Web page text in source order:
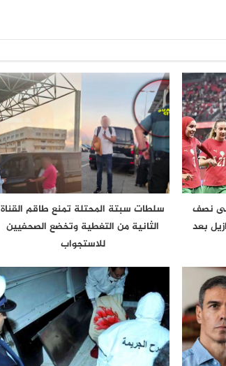
نصف
بعد
سلطات سبتة المحتلة تمنع طاقم القناة
الثانية من التغطية وتخضع الصحفيين
للاستجواب